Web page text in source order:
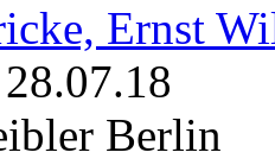
Ernst
28.07.18
Berlin